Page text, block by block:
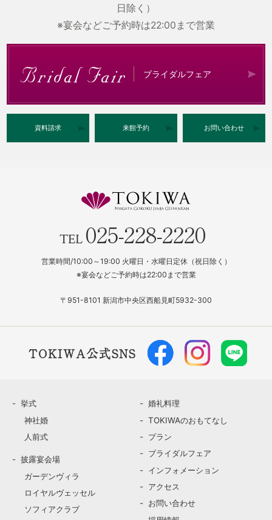
日除く）
※宴会などご予約時は22:00まで営業
ブライダルフェア
資料請求 来館予約 お問い合わせ
TEL 025-228-2220
営業時間/10:00～19:00 火曜日・水曜日定休（祝日除く）
※宴会などご予約時は22:00まで営業
〒951-8101 新潟市中央区西船見町5932-300
TOKIWA公式SNS
挙式
神社婚
人前式
披露宴会場
ガーデンヴィラ
ロイヤルヴェッセル
ソフィアクラブ
婚礼料理
TOKIWAのおもてなし
プラン
ブライダルフェア
インフォメーション
アクセス
お問い合わせ